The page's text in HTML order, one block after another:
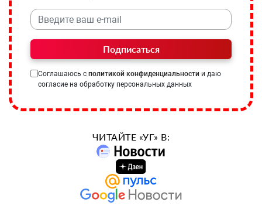
Подписаться
Соглашаюсь с политикой конфиденциальности и даю
согласие на обработку персональных данных
ЧИТАЙТЕ «УГ» В: